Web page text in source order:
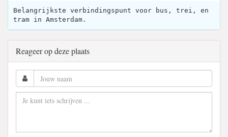
Belangrijkste verbindingspunt voor bus, trei, en
tram in Amsterdam.
Reageer op deze plaats